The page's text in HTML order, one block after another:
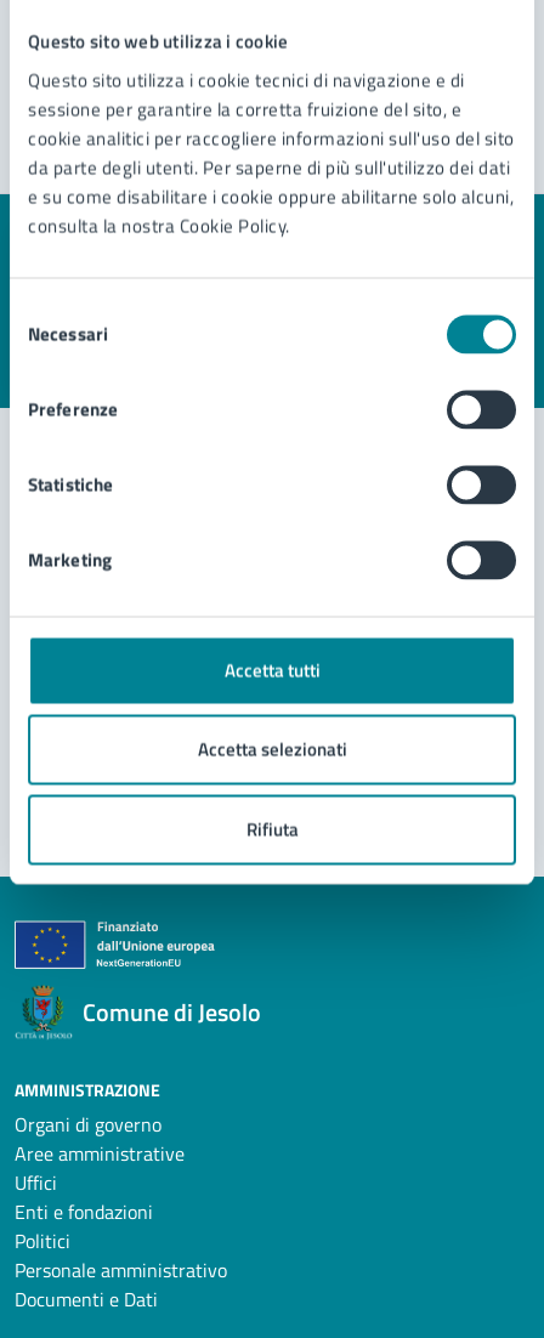
Questo sito web utilizza i cookie
Questo sito utilizza i cookie tecnici di navigazione e di
sessione per garantire la corretta fruizione del sito, e
cookie analitici per raccogliere informazioni sull'uso del sito
da parte degli utenti. Per saperne di più sull'utilizzo dei dati
e su come disabilitare i cookie oppure abilitarne solo alcuni,
consulta la nostra Cookie Policy.
delNecessari
Preferenze
Statistiche
Marketing
Accetta tutti
Accetta selezionati
Rifiuta
Leggi le domande frequenti
Prenota appuntamento
Problemi in città
Comune di Jesolo
AMMINISTRAZIONE
Organi di governo
Aree amministrative
Uffici
Enti e fondazioni
Politici
Personale amministrativo
Documenti e Dati